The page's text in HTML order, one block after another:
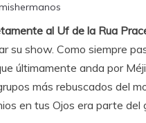
al Uf de la Rua
su show. Como siempre
últimamente anda por
más rebuscados del
en tus Ojos era parte del